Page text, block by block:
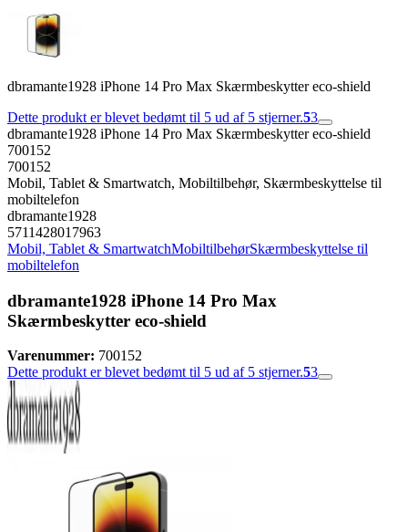
dbramante1928 iPhone 14 Pro Max Skærmbeskytter eco-shield
Dette produkt er blevet bedømt til 5 ud af 5 stjerner.53
dbramante1928 iPhone 14 Pro Max Skærmbeskytter eco-shield
700152
700152
Mobil, Tablet & Smartwatch, Mobiltilbehør, Skærmbeskyttelse til
mobiltelefon
dbramante1928
5711428017963
Mobil, Tablet & SmartwatchMobiltilbehørSkærmbeskyttelse til
mobiltelefon
dbramante1928 iPhone 14 Pro Max
Skærmbeskytter eco-shield
Varenummer: 700152
Dette produkt er blevet bedømt til 5 ud af 5 stjerner.53